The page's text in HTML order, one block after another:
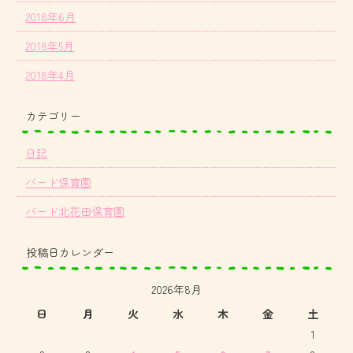
2018年6月
2018年5月
2018年4月
カテゴリー
日記
バード保育園
バード北花田保育園
投稿日カレンダー
2026年8月
日
月 火 水 木 金
土
1